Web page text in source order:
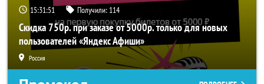
15:31:51 Получили: 114
Скидка 750р. при заказе от 5000р. только для новых
пользователей «Яндекс Афиши»
Россия